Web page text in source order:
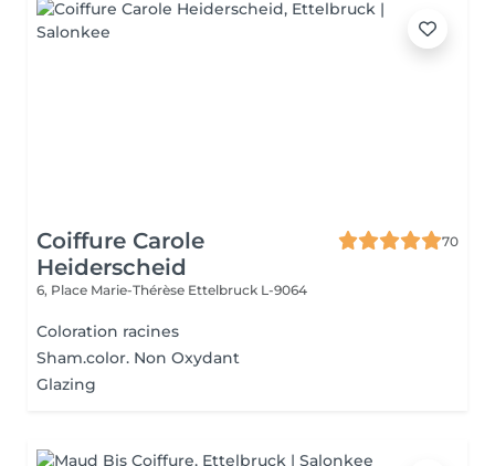
Coiffure Carole
Heiderscheid
70
6, Place Marie-Thérèse Ettelbruck L-9064
Coloration racines
Sham.color. Non Oxydant
Glazing